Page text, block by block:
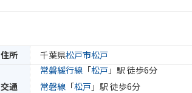
住所 千葉県松戸市松戸
交通
常磐緩行線 「松戸 」駅 徒歩6分
常磐線 「松戸 」駅 徒歩6分